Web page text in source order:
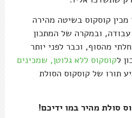
קוסקוס בשיטה מהירה
של 10 דקות עבודה, ובמקרה של המתכון
מהסוף, וכבר לפני יותר
לקוסקוס ללא גלוטן, שמכינים
תורו של קוסקוס הסולת
סולת מהיר במו ידיכם!